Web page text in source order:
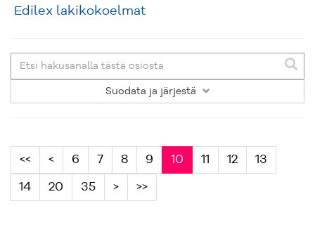
Edilex lakikokoelmat
Suodata ja järjestä
<< < 6 7 8 9 10 11 12 13
14 20 35 > >>